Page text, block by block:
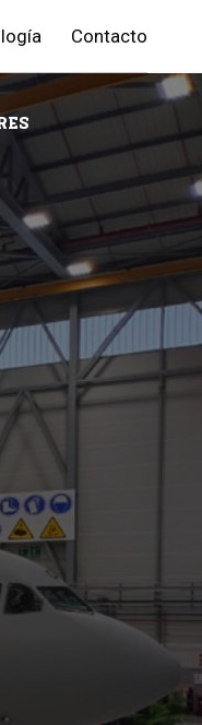
Contacto